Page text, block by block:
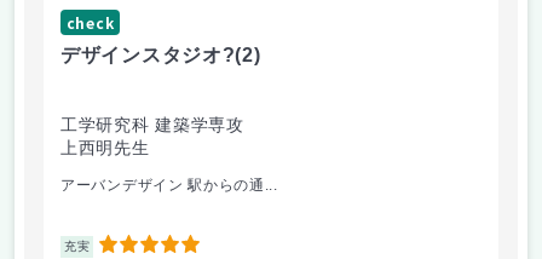
check
デザインスタジオ?(2)
工学研究科 建築学専攻
上西明先生
アーバンデザイン 駅からの通...
充実 5